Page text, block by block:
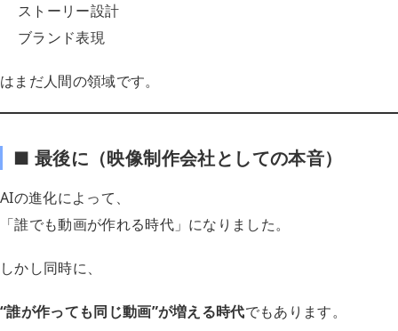
ストーリー設計
ブランド表現
はまだ人間の領域です。
■ 最後に（映像制作会社としての本音）
AIの進化によって、
「誰でも動画が作れる時代」になりました。
しかし同時に、
“誰が作っても同じ動画”が増える時代でもあります。